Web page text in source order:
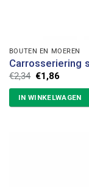
BOUTEN EN MOEREN
Carrosseriering
€2,34
prijs
was:
€2,34.
€1,86Huidige
is:
€1,86.
IN WINKELWAGEN